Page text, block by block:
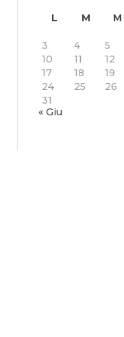
L M M
3
4 5
10
11 12
17
18 19
24
25 26
31
« Giu